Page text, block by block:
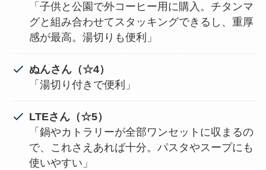
「子供と公園で外コーヒー用に購入。チタンマ
グと組み合わせてスタッキングできるし、重厚
感が最高。湯切りも便利」
ぬんさん（☆4）
「湯切り付きで便利」
LTEさん（☆5）
「鍋やカトラリーが全部ワンセットに収まるの
で、これさえあれば十分。パスタやスープにも
使いやすい」